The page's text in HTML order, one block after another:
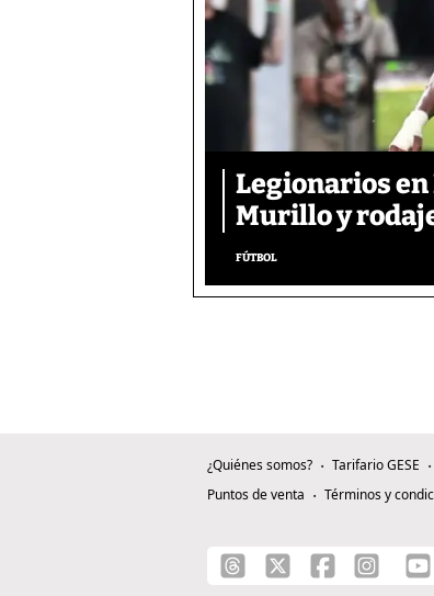
Legionarios
Murillo y
FÚTBOL
¿Quiénes somos? Tarifario GESE
Puntos de venta
Términos y